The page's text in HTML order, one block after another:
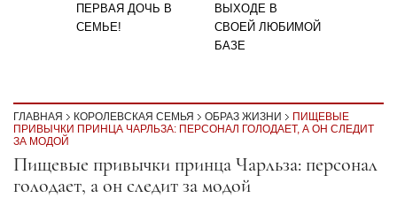
ПЕРВАЯ ДОЧЬ В
СЕМЬЕ!
ВЫХОДЕ В
СВОЕЙ ЛЮБИМОЙ
БАЗЕ
ГЛАВНАЯ КОРОЛЕВСКАЯ СЕМЬЯ ОБРАЗ ЖИЗНИ
ПИЩЕВЫЕ
ПРИВЫЧКИ ПРИНЦА ЧАРЛЬЗА: ПЕРСОНАЛ ГОЛОДАЕТ, А ОН СЛЕДИТ
ЗА МОДОЙ
Секция статей
Пищевые привычки принца Чарльза: персонал
голодает, а он следит за модой